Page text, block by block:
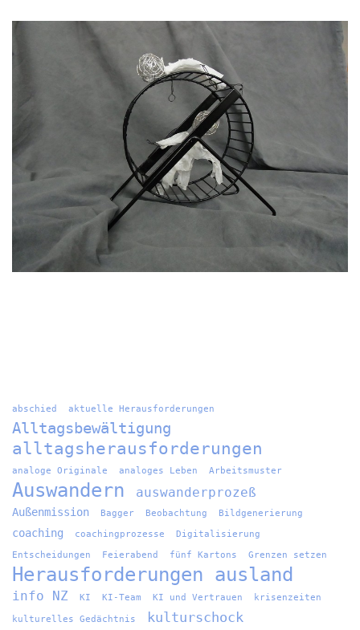
abschied aktuelle Herausforderungen
Alltagsbewältigung
alltagsherausforderungen
analoge Originale analoges Leben Arbeitsmuster
Auswandern auswanderprozeß
Außenmission Bagger Beobachtung Bildgenerierung
coaching coachingprozesse
Digitalisierung
Entscheidungen
Feierabend fünf Kartons Grenzen setzen
Herausforderungen ausland
info NZ KI KI-Team KI und Vertrauen krisenzeiten
kulturelles Gedächtnis kulturschock